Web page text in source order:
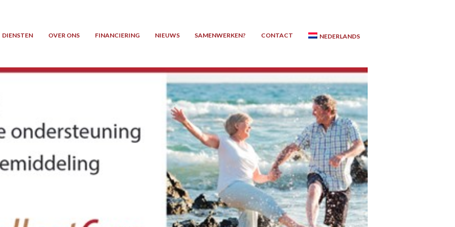
DIENSTEN OVER ONS FINANCIERING NIEUWS SAMENWERKEN? CONTACT NEDERLANDS